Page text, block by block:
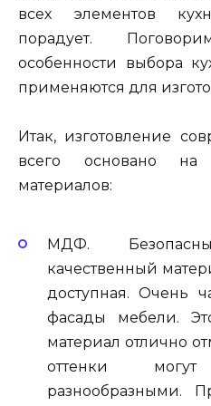
всех элементов
порадует.
особенности выбора
применяются для
Итак, изготовление
всего основано на
материалов:
МДФ.
качественный
доступная. Очень
фасады мебели.
материал отлично
оттенки
разнообразными.